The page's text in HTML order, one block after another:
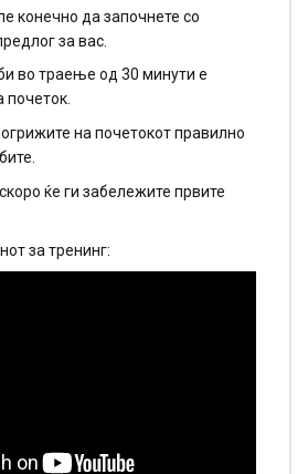
конечно да започнете со
за вас.
во траење од 30 минути е
почеток.
на почетокот правилно
ќе ги забележите првите
за тренинг: